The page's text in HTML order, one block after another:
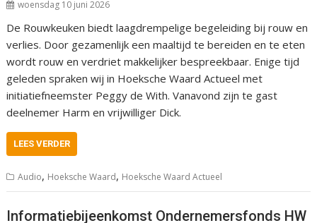
woensdag 10 juni 2026
De Rouwkeuken biedt laagdrempelige begeleiding bij rouw en
verlies. Door gezamenlijk een maaltijd te bereiden en te eten
wordt rouw en verdriet makkelijker bespreekbaar. Enige tijd
geleden spraken wij in Hoeksche Waard Actueel met
initiatiefneemster Peggy de With. Vanavond zijn te gast
deelnemer Harm en vrijwilliger Dick.
LEES VERDER
Audio, Hoeksche Waard, Hoeksche Waard Actueel
Informatiebijeenkomst Ondernemersfonds HW